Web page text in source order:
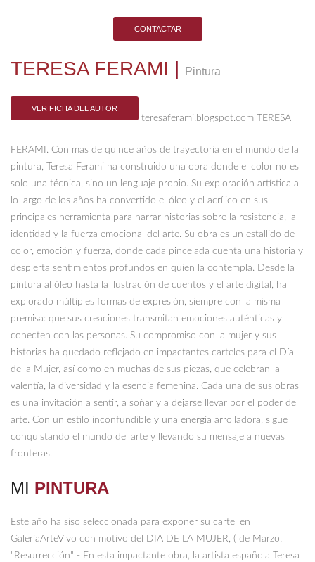
CONTACTAR
TERESA FERAMI | Pintura
VER FICHA DEL AUTOR
teresaferami.blogspot.com TERESA
FERAMI. Con mas de quince años de trayectoria en el mundo de la
pintura, Teresa Ferami ha construido una obra donde el color no es
solo una técnica, sino un lenguaje propio. Su exploración artística a
lo largo de los años ha convertido el óleo y el acrílico en sus
principales herramienta para narrar historias sobre la resistencia, la
identidad y la fuerza emocional del arte. Su obra es un estallido de
color, emoción y fuerza, donde cada pincelada cuenta una historia y
despierta sentimientos profundos en quien la contempla. Desde la
pintura al óleo hasta la ilustración de cuentos y el arte digital, ha
explorado múltiples formas de expresión, siempre con la misma
premisa: que sus creaciones transmitan emociones auténticas y
conecten con las personas. Su compromiso con la mujer y sus
historias ha quedado reflejado en impactantes carteles para el Día
de la Mujer, así como en muchas de sus piezas, que celebran la
valentía, la diversidad y la esencia femenina. Cada una de sus obras
es una invitación a sentir, a soñar y a dejarse llevar por el poder del
arte. Con un estilo inconfundible y una energía arrolladora, sigue
conquistando el mundo del arte y llevando su mensaje a nuevas
fronteras.
MI PINTURA
Este año ha siso seleccionada para exponer su cartel en
GaleríaArteVivo con motivo del DIA DE LA MUJER, ( de Marzo.
"Resurrección" - En esta impactante obra, la artista española Teresa